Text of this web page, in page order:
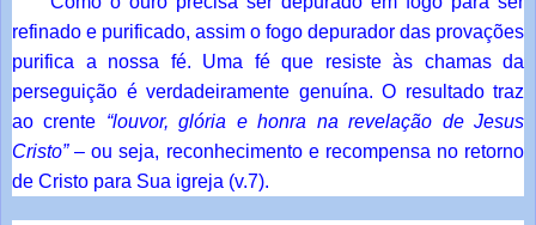
refinado e purificado, assim o fogo depurador das provações
purifica a nossa fé. Uma fé que resiste às chamas da
perseguição é verdadeiramente genuína. O resultado traz
ao crente “louvor, glória e honra na revelação de Jesus
Cristo”– ou seja, reconhecimento e recompensa no retorno
de Cristo para Sua igreja (v.7).